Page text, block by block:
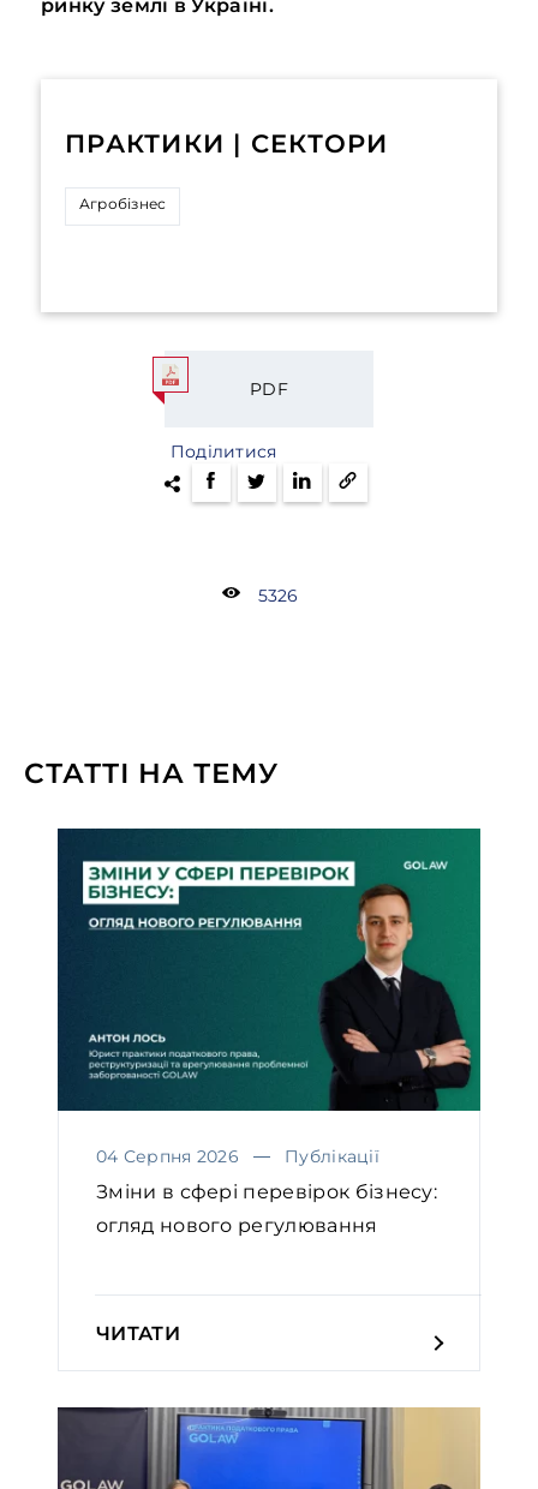
ринку землі в Україні.
ПРАКТИКИ | СЕКТОРИ
Агробізнес
PDF
Поділитися
5326
СТАТТІ НА ТЕМУ
04 Серпня 2026 Публікації
Зміни в сфері перевірок бізнесу:
огляд нового регулювання
ЧИТАТИ